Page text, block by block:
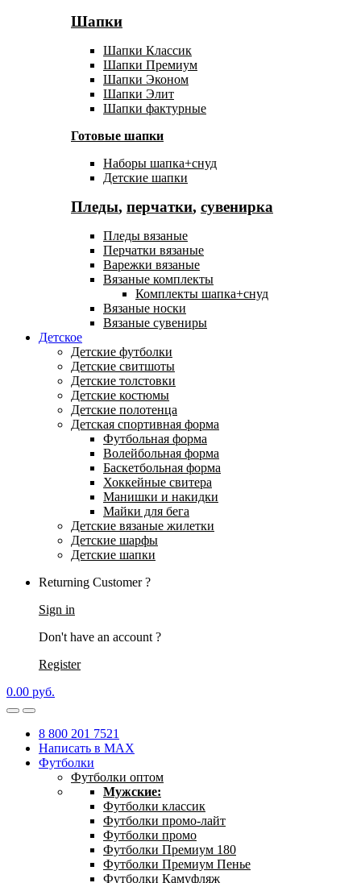
Шапки
Шапки Классик
Шапки Премиум
Шапки Эконом
Шапки Элит
Шапки фактурные
Готовые шапки
Наборы шапка+снуд
Детские шапки
Пледы, перчатки, сувенирка
Пледы вязаные
Перчатки вязаные
Варежки вязаные
Вязаные комплекты
Комплекты шапка+снуд
Вязаные носки
Вязаные сувениры
Детское
Детские футболки
Детские свитшоты
Детские толстовки
Детские костюмы
Детские полотенца
Детская спортивная форма
Футбольная форма
Волейбольная форма
Баскетбольная форма
Хоккейные свитера
Манишки и накидки
Майки для бега
Детские вязаные жилетки
Детские шарфы
Детские шапки
Returning Customer ?
Sign in
Don't have an account ?
Register
0.00 руб.
8 800 201 7521
Написать в MAX
Футболки
Футболки оптом
Мужские:
Футболки классик
Футболки промо-лайт
Футболки промо
Футболки Премиум 180
Футболки Премиум Пенье
Футболки Камуфляж